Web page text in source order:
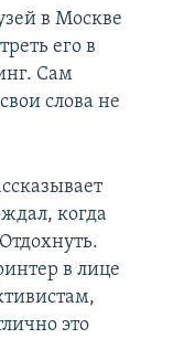
в Москве
его в
Сам
слова не
когда
в лице
это